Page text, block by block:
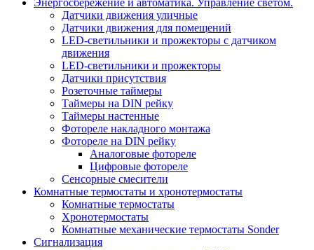
Датчики движения уличные
Датчики движения для помещений
LED-светильники и прожекторы с датчиком
движения
LED-светильники и прожекторы
Датчики присутствия
Розеточные таймеры
Таймеры на DIN рейку
Таймеры настенные
Фотореле накладного монтажа
Фотореле на DIN рейку
Аналоговые фотореле
Цифровые фотореле
Сенсорные смесители
Комнатные термостаты и хронотермостаты
Комнатные термостаты
Хронотермостаты
Комнатные механические термостаты Sonder
Сигнализация